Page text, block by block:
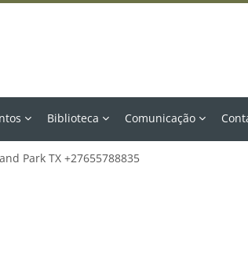
Biblioteca Comunicação
Park TX +27655788835